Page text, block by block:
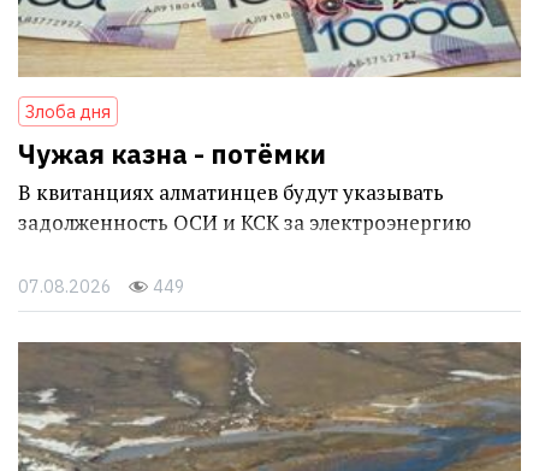
Злоба дня
Чужая казна - потёмки
В квитанциях алматинцев будут указывать
задолженность ОСИ и КСК за электроэнергию
07.08.2026 449